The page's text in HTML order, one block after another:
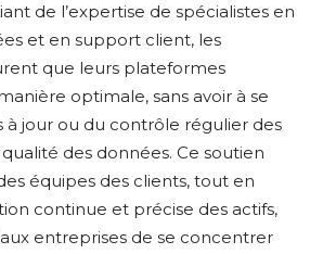
de l’expertise de spécialistes en
et en support client, les
que leurs plateformes
optimale, sans avoir à se
à jour ou du contrôle régulier des
des données. Ce soutien
équipes des clients, tout en
continue et précise des actifs,
entreprises de se concentrer